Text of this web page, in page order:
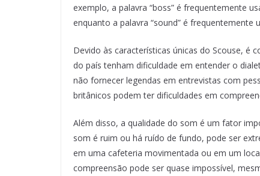
exemplo, a palavra “boss” é frequentemente
enquanto a palavra “sound” é frequentemente
Devido às características únicas do Scouse, é
do país tenham dificuldade em entender o
não fornecer legendas em entrevistas com
britânicos podem ter dificuldades em
Além disso, a qualidade do som é um fator
som é ruim ou há ruído de fundo, pode ser
em uma cafeteria movimentada ou em um
compreensão pode ser quase impossível,